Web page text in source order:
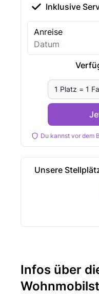
Inklusive
Anreise
Du kannst vor dem
Unsere
Infos über